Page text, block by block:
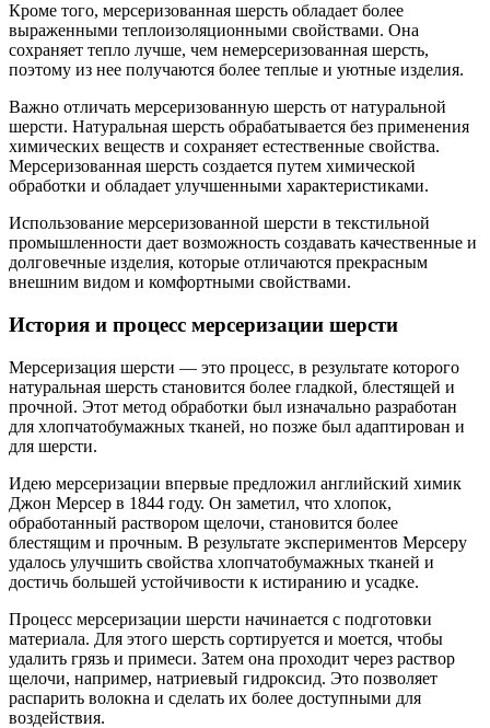
Кроме того, мерсеризованная шерсть обладает более
выраженными теплоизоляционными свойствами. Она
сохраняет тепло лучше, чем немерсеризованная шерсть,
поэтому из нее получаются более теплые и уютные изделия.
Важно отличать мерсеризованную шерсть от натуральной
шерсти. Натуральная шерсть обрабатывается без применения
химических веществ и сохраняет естественные свойства.
Мерсеризованная шерсть создается путем химической
обработки и обладает улучшенными характеристиками.
Использование мерсеризованной шерсти в текстильной
промышленности дает возможность создавать качественные и
долговечные изделия, которые отличаются прекрасным
внешним видом и комфортными свойствами.
История и процесс мерсеризации шерсти
Мерсеризация шерсти — это процесс, в результате которого
натуральная шерсть становится более гладкой, блестящей и
прочной. Этот метод обработки был изначально разработан
для хлопчатобумажных тканей, но позже был адаптирован и
для шерсти.
Идею мерсеризации впервые предложил английский химик
Джон Мерсер в 1844 году. Он заметил, что хлопок,
обработанный раствором щелочи, становится более
блестящим и прочным. В результате экспериментов Мерсеру
удалось улучшить свойства хлопчатобумажных тканей и
достичь большей устойчивости к истиранию и усадке.
Процесс мерсеризации шерсти начинается с подготовки
материала. Для этого шерсть сортируется и моется, чтобы
удалить грязь и примеси. Затем она проходит через раствор
щелочи, например, натриевый гидроксид. Это позволяет
распарить волокна и сделать их более доступными для
воздействия.